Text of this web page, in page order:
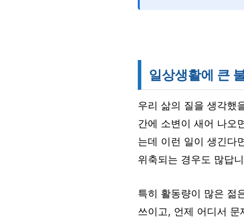
일상생활에 큰
우리 삶의 질을 생각했
간에 소변이 새어 나오
는데 이런 일이 생긴다
위축되는 경우도 많답
특히 활동량이 많은 젊
쓰이고, 언제 어디서